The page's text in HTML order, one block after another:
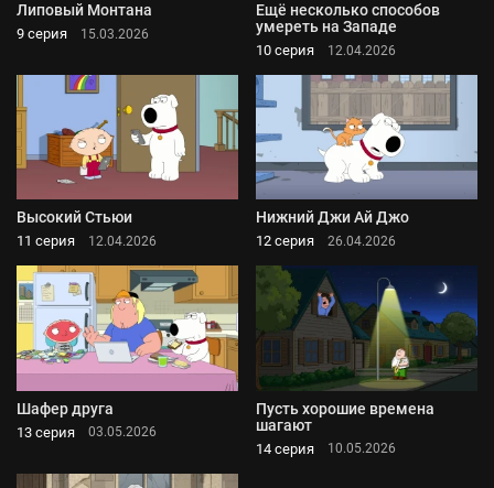
Липовый Монтана
9 серия 15.03.2026
Ещё несколько способов
умереть на Западе
10 серия 12.04.2026
Высокий Стьюи
11 серия 12.04.2026
Нижний Джи Ай Джо
12 серия 26.04.2026
Шафер друга
13 серия 03.05.2026
Пусть хорошие времена
шагают
14 серия 10.05.2026